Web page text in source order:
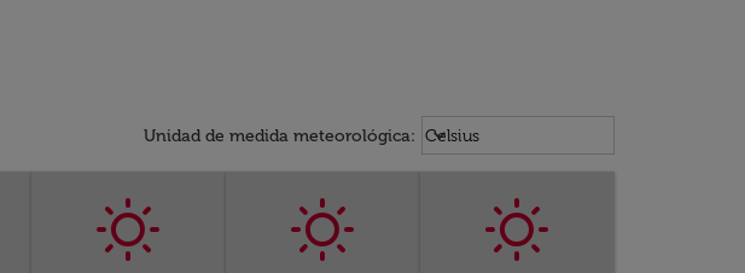
Unidad de medida meteorológica: Weather unit option Celsius
Celsius
keyboard_arrow_down